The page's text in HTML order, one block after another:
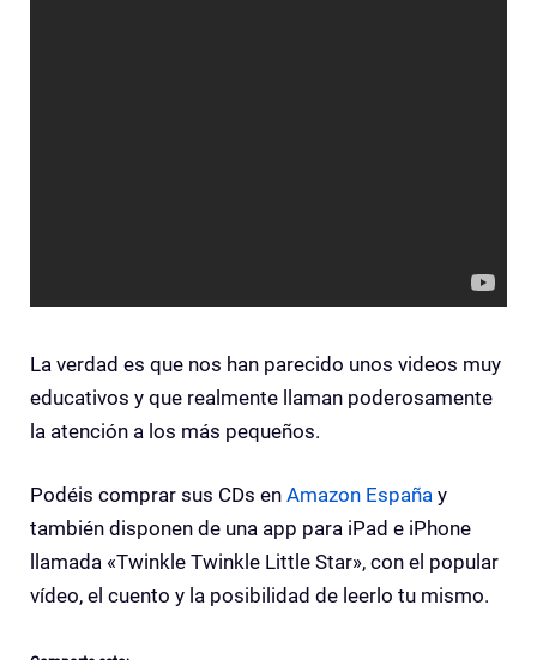
La verdad es que nos han parecido unos videos muy
educativos y que realmente llaman poderosamente
la atención a los más pequeños.
Podéis comprar sus CDs en Amazon España y
también disponen de una app para iPad e iPhone
llamada «Twinkle Twinkle Little Star», con el popular
vídeo, el cuento y la posibilidad de leerlo tu mismo.